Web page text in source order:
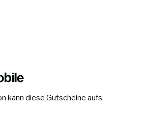
kann diese Gutscheine aufs